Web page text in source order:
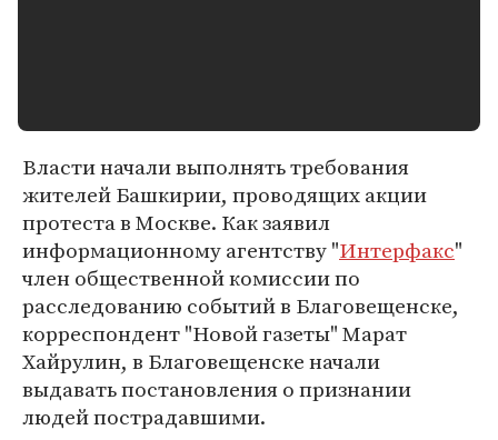
Власти начали выполнять требования
жителей Башкирии, проводящих акции
протеста в Москве. Как заявил
информационному агентству "Интерфакс"
член общественной комиссии по
расследованию событий в Благовещенске,
корреспондент "Новой газеты" Марат
Хайрулин, в Благовещенске начали
выдавать постановления о признании
людей пострадавшими.